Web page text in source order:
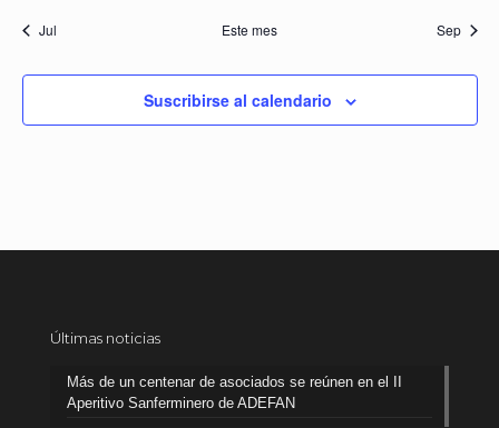
Jul Este mes Sep
Suscribirse al calendario
Últimas noticias
Más de un centenar de asociados se reúnen en el II
Aperitivo Sanferminero de ADEFAN